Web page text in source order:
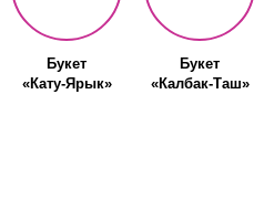
Букет
«Кату-Ярык»
Букет
«Калбак-Таш»